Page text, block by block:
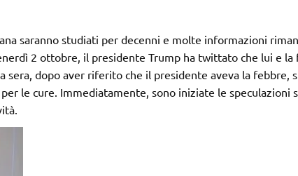
saranno studiati per decenni e molte informazioni
2 ottobre, il presidente Trump ha twittato che lui e la
sera, dopo aver riferito che il presidente aveva la febbre,
le cure. Immediatamente, sono iniziate le speculazioni